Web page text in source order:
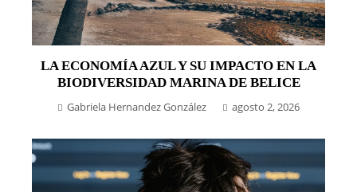
LA ECONOMÍA AZUL Y SU IMPACTO EN LA
BIODIVERSIDAD MARINA DE BELICE
Gabriela Hernandez González agosto 2, 2026